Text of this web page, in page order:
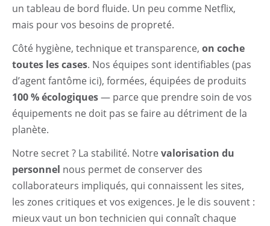
un tableau de bord fluide. Un peu comme Netflix,
mais pour vos besoins de propreté.
Côté hygiène, technique et transparence, on coche
toutes les cases. Nos équipes sont identifiables (pas
d’agent fantôme ici), formées, équipées de produits
100 % écologiques— parce que prendre soin de vos
équipements ne doit pas se faire au détriment de la
planète.
Notre secret ? La stabilité. Notre valorisation du
personnel nous permet de conserver des
collaborateurs impliqués, qui connaissent les sites,
les zones critiques et vos exigences. Je le dis souvent :
mieux vaut un bon technicien qui connaît chaque